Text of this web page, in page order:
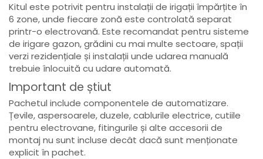
Kitul este potrivit pentru instalații de irigații împărțite în
6 zone, unde fiecare zonă este controlată separat
printr-o electrovană. Este recomandat pentru sisteme
de irigare gazon, grădini cu mai multe sectoare, spații
verzi rezidențiale și instalații unde udarea manuală
trebuie înlocuită cu udare automată.
Important de știut
Pachetul include componentele de automatizare.
Țevile, aspersoarele, duzele, cablurile electrice, cutiile
pentru electrovane, fitingurile și alte accesorii de
montaj nu sunt incluse decât dacă sunt menționate
explicit în pachet.